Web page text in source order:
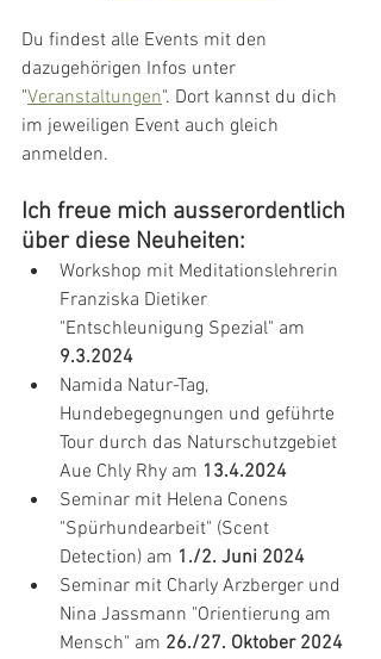
Du findest alle Events mit den
dazugehörigen Infos unter
"Veranstaltungen". Dort kannst du dich
im jeweiligen Event auch gleich
anmelden.
Ich freue mich ausserordentlich
über diese Neuheiten:
Workshop mit Meditationslehrerin
Franziska Dietiker
"Entschleunigung Spezial" am
9.3.2024
Namida Natur-Tag,
Hundebegegnungen und geführte
Tour durch das Naturschutzgebiet
Aue Chly Rhy am 13.4.2024
Seminar mit Helena Conens
"Spürhundearbeit" (Scent
Detection) am 1./2. Juni 2024
Seminar mit Charly Arzberger und
Nina Jassmann "Orientierung am
Mensch" am 26./27. Oktober 2024